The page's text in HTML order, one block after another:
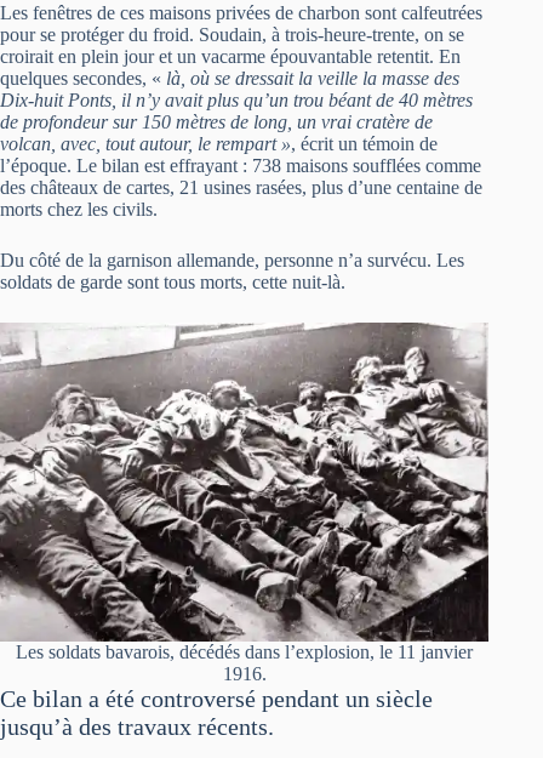
Les fenêtres de ces maisons privées de charbon sont calfeutrées
pour se protéger du froid. Soudain, à trois-heure-trente, on se
croirait en plein jour et un vacarme épouvantable retentit. En
quelques secondes, « là, où se dressait la veille la masse des
Dix-huit Ponts, il n’y avait plus qu’un trou béant de 40 mètres
de profondeur sur 150 mètres de long, un vrai cratère de
volcan, avec, tout autour, le rempart », écrit un témoin de
l’époque. Le bilan est effrayant : 738 maisons soufflées comme
des châteaux de cartes, 21 usines rasées, plus d’une centaine de
morts chez les civils.
Du côté de la garnison allemande, personne n’a survécu. Les
soldats de garde sont tous morts, cette nuit-là.
Les soldats bavarois, décédés dans l’explosion, le 11 janvier
1916.
Ce bilan a été controversé pendant un siècle
jusqu’à des travaux récents.